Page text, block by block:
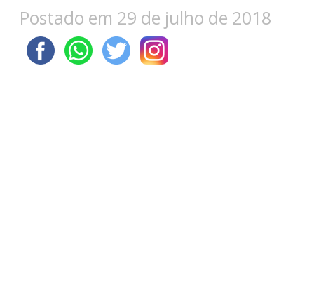
Postado em 29 de julho de 2018